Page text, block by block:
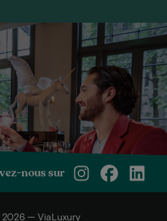
nous sur
— ViaLuxury